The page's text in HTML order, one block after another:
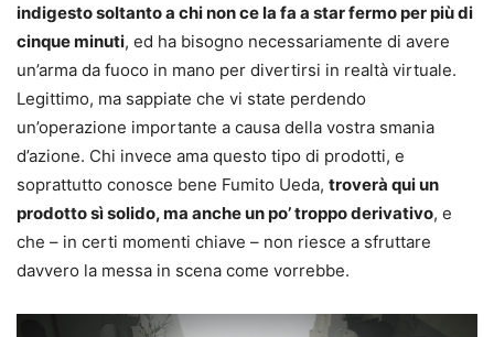
indigesto soltanto a chi non ce la fa a star fermo per più di
cinque minuti, ed ha bisogno necessariamente di avere
un’arma da fuoco in mano per divertirsi in realtà virtuale.
Legittimo, ma sappiate che vi state perdendo
un’operazione importante a causa della vostra smania
d’azione. Chi invece ama questo tipo di prodotti, e
soprattutto conosce bene Fumito Ueda, troverà qui un
prodotto sì solido, ma anche un po’ troppo derivativo, e
che – in certi momenti chiave – non riesce a sfruttare
davvero la messa in scena come vorrebbe.